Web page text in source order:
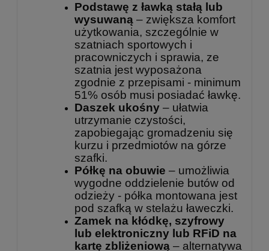
Podstawę z ławką stałą lub
wysuwaną – zwiększa komfort
użytkowania, szczególnie w
szatniach sportowych i
pracowniczych i sprawia, ze
szatnia jest wyposażona
zgodnie z przepisami - minimum
51% osób musi posiadać ławkę.
Daszek ukośny – ułatwia
utrzymanie czystości,
zapobiegając gromadzeniu się
kurzu i przedmiotów na górze
szafki.
Półkę na obuwie – umożliwia
wygodne oddzielenie butów od
odzieży - półka montowana jest
pod szafką w stelażu ławeczki.
Zamek na kłódkę, szyfrowy
lub elektroniczny lub RFiD na
kartę zbliżeniową – alternatywa